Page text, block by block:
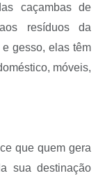
caçambas de
resíduos da
gesso, elas têm
móveis,
que quem gera
sua destinação